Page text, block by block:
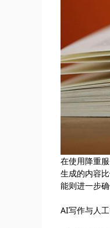
在使用降重
生成的内容
能则进一步
AI写作与人